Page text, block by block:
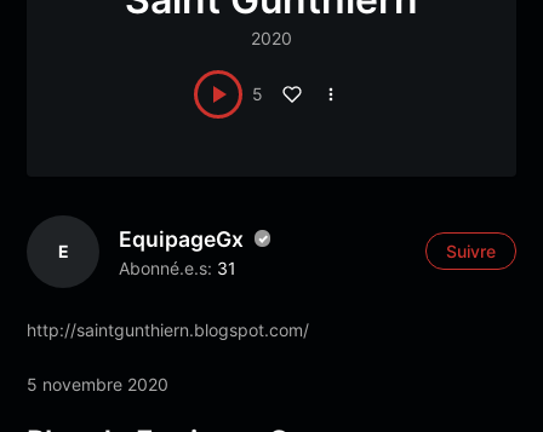
2020
5
E EquipageGx
Abonné.e.s: 31
Suivre
http://saintgunthiern.blogspot.com/
5 novembre 2020